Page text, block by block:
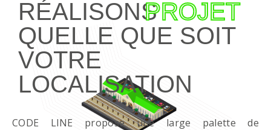
RÉALISONSPROJET
QUELLE QUE SOIT
VOTRE
LOCALISATION
CODE LINE propose une large palette de